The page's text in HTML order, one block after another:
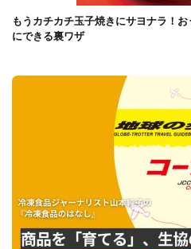
もうカチカチ玉子焼きにサヨナラ！
にできる裏ワザ